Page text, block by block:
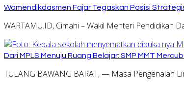
Wamendikdasmen Fajar Tegaskan Posisi
WARTAMU.ID, Cimahi – Wakil Menteri Pendidikan
Dari MPLS Menuju Ruang Belajar: SMP MMT
TULANG BAWANG BARAT, — Masa Pengenalan